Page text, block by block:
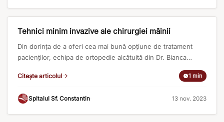
Tehnici minim invazive ale chirurgiei mâinii
Din dorința de a oferi cea mai bună opțiune de tratament
pacienților, echipa de ortopedie alcătuită din Dr. Bianca
Chiorean și Dr. George Tudose au participat la conferința
Wide-Awake and Minimaly Invasive hand and Wrist Surgery
pionierii tehnicilor minim invazive ale chirurgiei mâinii sub
[...]
Citește articolul 1 min
Spitalul Sf. Constantin· 13 nov. 2023